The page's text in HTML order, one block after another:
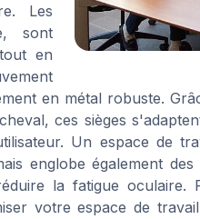
Les
sont
en
en métal robuste.
ces sièges
Un espace de
englobe également
la fatigue oculaire.
votre espace de